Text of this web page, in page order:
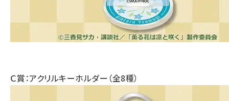
Ｃ賞：アクリルキーホルダー（全8種）